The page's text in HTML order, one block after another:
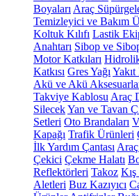
Boyaları Araç
Temizleyici ve Bakım
Koltuk Kılıfı Lastik
Anahtarı Sibop ve
Motor Katkıları
Katkısı Gres Yağı Yakıt
Akü ve Akü
Takviye Kablosu Araç
SilecekYan ve Tavan
Setleri Oto Brandaları
Kapağı Trafik Ürünleri
İlk Yardım Çantası
Çekici Çekme Halatı
Reflektörleri Takoz
Aletleri Buz Kazıyıcı